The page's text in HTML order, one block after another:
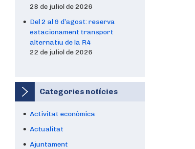
28 de juliol de 2026
Del 2 al 9 d’agost: reserva
estacionament transport
alternatiu de la R4
22 de juliol de 2026
Categories notícies
Activitat econòmica
Actualitat
Ajuntament